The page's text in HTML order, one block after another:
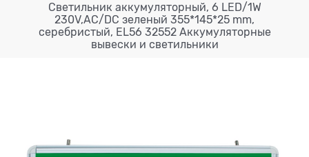
Светильник аккумуляторный, 6 LED/1W
230V,AC/DC зеленый 355*145*25 mm,
серебристый, EL56 32552 Аккумуляторные
вывески и светильники